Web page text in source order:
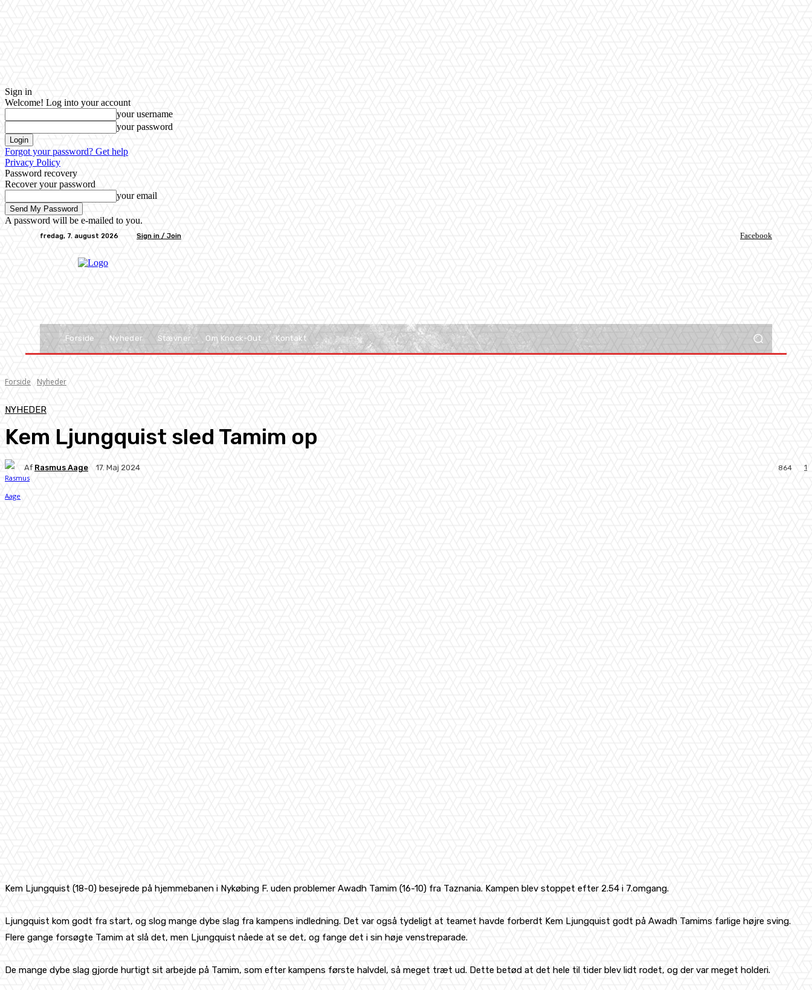
Sign in
Welcome! Log into your account
your username
your password
Forgot your password? Get help
Privacy Policy
Password recovery
Recover your password
your email
A password will be e-mailed to you.
fredag, 7. august 2026 Sign in / Join Facebook
Forside Nyheder Stævner Om Knock-Out Kontakt
Forside Nyheder
NYHEDER
Kem Ljungquist sled Tamim op
Af Rasmus Aage 17. Maj 2024 1
864
Kem Ljungquist (18-0) besejrede på hjemmebanen i Nykøbing F. uden problemer Awadh Tamim (16-10) fra Taznania. Kampen blev stoppet efter 2.54 i 7.omgang.
Ljungquist kom godt fra start, og slog mange dybe slag fra kampens indledning. Det var også tydeligt at teamet havde forberdt Kem Ljungquist godt på Awadh Tamims farlige højre sving.
Flere gange forsøgte Tamim at slå det, men Ljungquist nåede at se det, og fange det i sin høje venstreparade.
De mange dybe slag gjorde hurtigt sit arbejde på Tamim, som efter kampens første halvdel, så meget træt ud. Dette betød at det hele til tider blev lidt rodet, og der var meget holderi.